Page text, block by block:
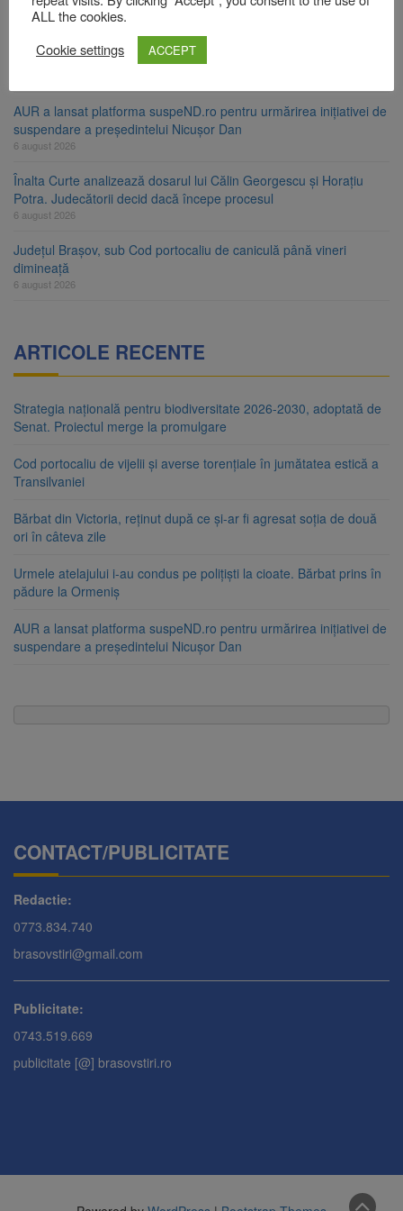
6 august 2026
Urmele atelajului i-au condus pe polițiști la cioate. Bărbat prins în
pădure la Ormeniș
AUR a lansat platforma suspeND.ro pentru urmărirea inițiativei de
suspendare a președintelui Nicușor Dan
6 august 2026
Înalta Curte analizează dosarul lui Călin Georgescu și Horațiu
Potra. Judecătorii decid dacă începe procesul
6 august 2026
Județul Brașov, sub Cod portocaliu de caniculă până vineri
dimineață
6 august 2026
ARTICOLE RECENTE
Strategia națională pentru biodiversitate 2026-2030, adoptată de
Senat. Proiectul merge la promulgare
Cod portocaliu de vijelii și averse torențiale în jumătatea estică a
Transilvaniei
Bărbat din Victoria, reținut după ce și-ar fi agresat soția de două
ori în câteva zile
Urmele atelajului i-au condus pe polițiști la cioate. Bărbat prins în
pădure la Ormeniș
AUR a lansat platforma suspeND.ro pentru urmărirea inițiativei de
suspendare a președintelui Nicușor Dan
CONTACT/PUBLICITATE
Redactie:
0773.834.740
brasovstiri@gmail.com
Publicitate:
0743.519.669
publicitate [@] brasovstiri.ro
ALL the cookies.
Cookie settings
ACCEPT